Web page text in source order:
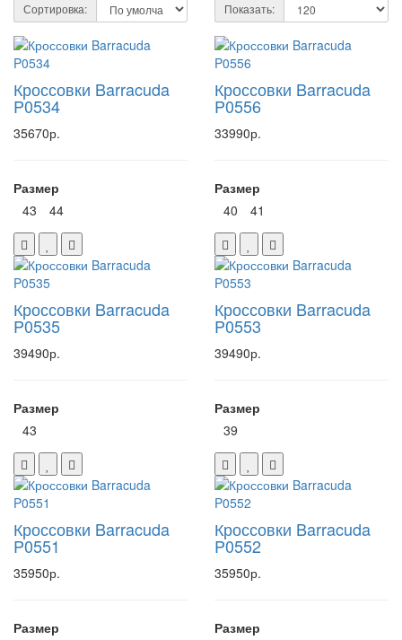
Сортировка: Показать:
Кроссовки Barracuda
P0534
35670р.
Размер
43
44
Кроссовки Barracuda
P0556
33990р.
Размер
40
41
Кроссовки Barracuda
P0535
39490р.
Размер
43
Кроссовки Barracuda
P0553
39490р.
Размер
39
Кроссовки Barracuda
P0551
35950р.
Размер
Кроссовки Barracuda
P0552
35950р.
Размер